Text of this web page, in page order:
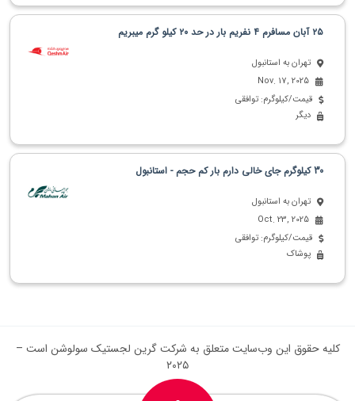
۲۵ آبان مسافرم ۴ نفریم بار در حد ۲۰ کیلو گرم میبریم
تهران به استانبول
Nov. 17, 2025
قیمت/کیلوگرم: توافقی
دیگر
30 کیلوگرم جای خالی دارم بار کم حجم - استانبول
تهران به استانبول
Oct. 23, 2025
قیمت/کیلوگرم: توافقی
پوشاک
کلیه حقوق این وب‌سایت متعلق به شرکت گرین لجستیک سولوشن است –
۲۰۲۵